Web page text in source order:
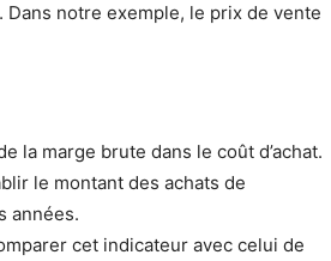
notre exemple, le prix de vente
la marge brute dans le coût d’achat.
le montant des achats de
années.
cet indicateur avec celui de